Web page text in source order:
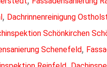
, Dachrinnenreinigung
Schönkirchen
Schenefeld,